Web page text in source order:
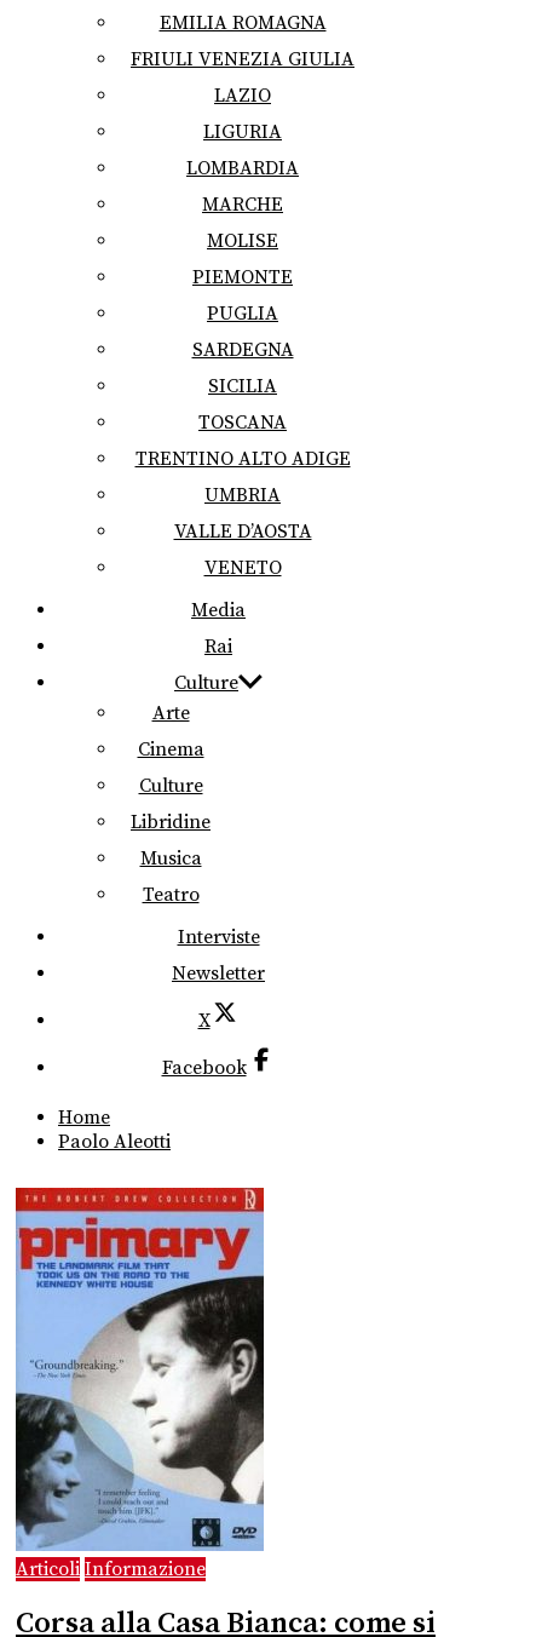
EMILIA ROMAGNA
FRIULI VENEZIA GIULIA
LAZIO
LIGURIA
LOMBARDIA
MARCHE
MOLISE
PIEMONTE
PUGLIA
SARDEGNA
SICILIA
TOSCANA
TRENTINO ALTO ADIGE
UMBRIA
VALLE D’AOSTA
VENETO
Media
Rai
Culture
Arte
Cinema
Culture
Libridine
Musica
Teatro
Interviste
Newsletter
X
Facebook
Home
Paolo Aleotti
Articoli Informazione
Corsa alla Casa Bianca: come si